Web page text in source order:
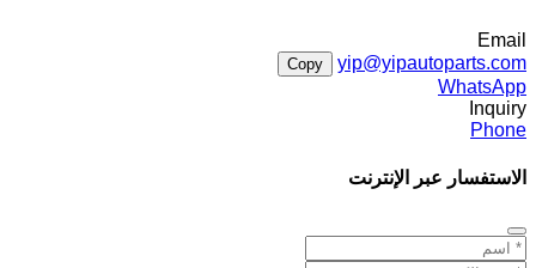
Email
yip@yipautoparts.com
Copy
WhatsApp
Inquiry
Phone
الاستفسار عبر الإنترنت